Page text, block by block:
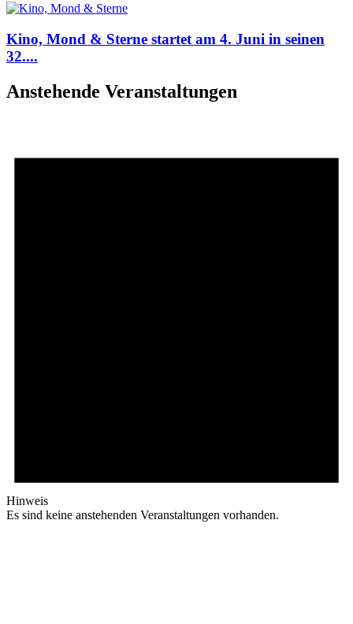
Kino, Mond & Sterne startet am 4. Juni in seinen
32....
Anstehende Veranstaltungen
Hinweis
Es sind keine anstehenden Veranstaltungen vorhanden.